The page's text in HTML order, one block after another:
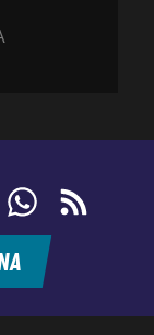
WhatsApp
feed